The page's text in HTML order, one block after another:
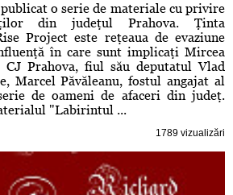
o serie de materiale cu privire
din judeţul Prahova. Ţinta
Project este reţeaua de evaziune
în care sunt implicaţi Mircea
CJ Prahova, fiul său deputatul Vlad
Marcel Păvăleanu, fostul angajat al
de oameni de afaceri din judeţ.
"Labirintul ...
1789 vizualizări